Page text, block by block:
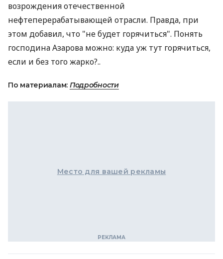
возрождения отечественной
нефтеперерабатывающей отрасли. Правда, при
этом добавил, что "не будет горячиться". Понять
господина Азарова можно: куда уж тут горячиться,
если и без того жарко?..
По материалам: Подробности
Место для вашей рекламы